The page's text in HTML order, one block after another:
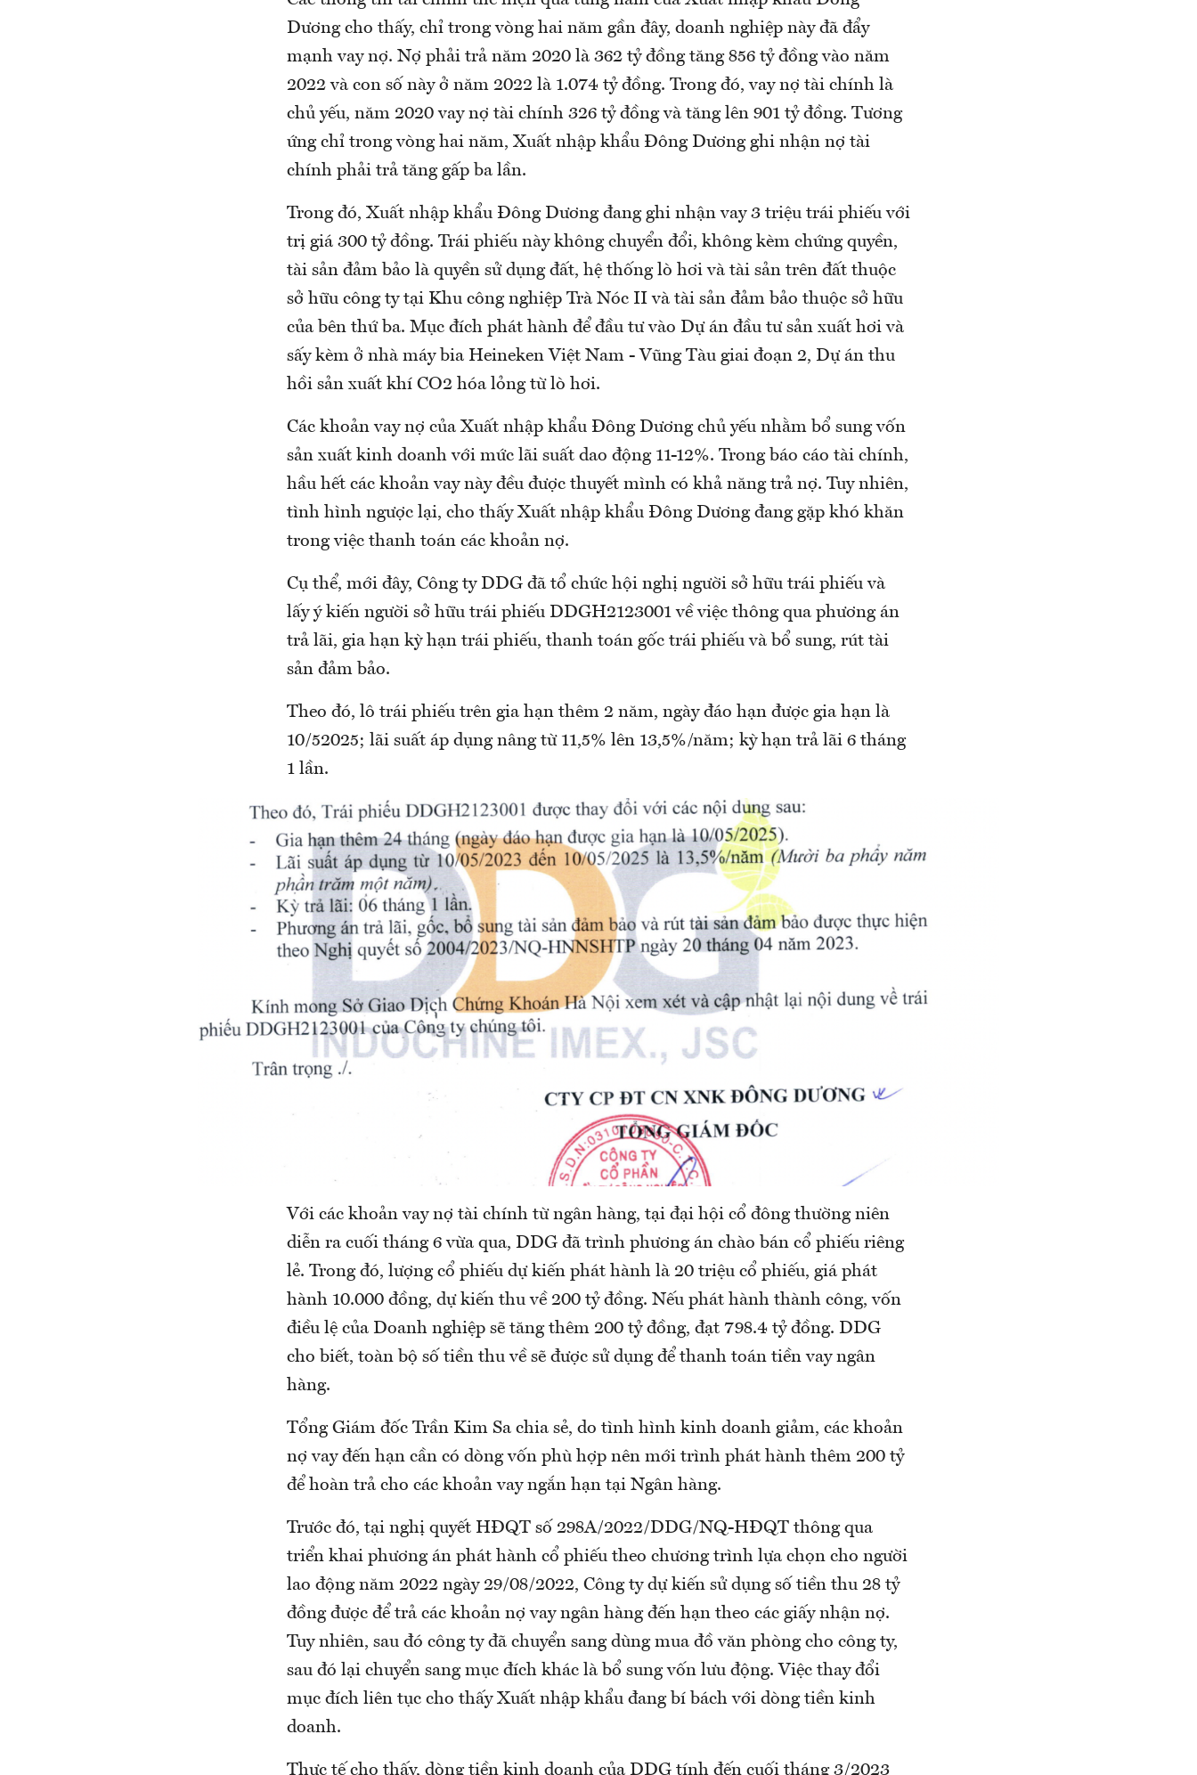
Dương cho thấy, chỉ trong vòng hai năm gần đây, doanh nghiệp này đã đẩy
mạnh vay nợ. Nợ phải trả năm 2020 là 362 tỷ đồng tăng 856 tỷ đồng vào năm
2022 và con số này ở năm 2022 là 1.074 tỷ đồng. Trong đó, vay nợ tài chính là
chủ yếu, năm 2020 vay nợ tài chính 326 tỷ đồng và tăng lên 901 tỷ đồng. Tương
ứng chỉ trong vòng hai năm, Xuất nhập khẩu Đông Dương ghi nhận nợ tài
chính phải trả tăng gấp ba lần.
Trong đó, Xuất nhập khẩu Đông Dương đang ghi nhận vay 3 triệu trái phiếu với
trị giá 300 tỷ đồng. Trái phiếu này không chuyển đổi, không kèm chứng quyền,
tài sản đảm bảo là quyền sử dụng đất, hệ thống lò hơi và tài sản trên đất thuộc
sở hữu công ty tại Khu công nghiệp Trà Nóc II và tài sản đảm bảo thuộc sở hữu
của bên thứ ba. Mục đích phát hành để đầu tư vào Dự án đầu tư sản xuất hơi và
sấy kèm ở nhà máy bia Heineken Việt Nam - Vũng Tàu giai đoạn 2, Dự án thu
hồi sản xuất khí CO2 hóa lỏng từ lò hơi.
Các khoản vay nợ của Xuất nhập khẩu Đông Dương chủ yếu nhằm bổ sung vốn
sản xuất kinh doanh với mức lãi suất dao động 11-12%. Trong báo cáo tài chính,
hầu hết các khoản vay này đều được thuyết mình có khả năng trả nợ. Tuy nhiên,
tình hình ngược lại, cho thấy Xuất nhập khẩu Đông Dương đang gặp khó khăn
trong việc thanh toán các khoản nợ.
Cụ thể, mới đây, Công ty DDG đã tổ chức hội nghị người sở hữu trái phiếu và
lấy ý kiến người sở hữu trái phiếu DDGH2123001 về việc thông qua phương án
trả lãi, gia hạn kỳ hạn trái phiếu, thanh toán gốc trái phiếu và bổ sung, rút tài
sản đảm bảo.
Theo đó, lô trái phiếu trên gia hạn thêm 2 năm, ngày đáo hạn được gia hạn là
10/52025; lãi suất áp dụng nâng từ 11,5% lên 13,5%/năm; kỳ hạn trả lãi 6 tháng
1 lần.
Với các khoản vay nợ tài chính từ ngân hàng, tại đại hội cổ đông thường niên
diễn ra cuối tháng 6 vừa qua, DDG đã trình phương án chào bán cổ phiếu riêng
lẻ. Trong đó, lượng cổ phiếu dự kiến phát hành là 20 triệu cổ phiếu, giá phát
hành 10.000 đồng, dự kiến thu về 200 tỷ đồng. Nếu phát hành thành công, vốn
điều lệ của Doanh nghiệp sẽ tăng thêm 200 tỷ đồng, đạt 798.4 tỷ đồng. DDG
cho biết, toàn bộ số tiền thu về sẽ được sử dụng để thanh toán tiền vay ngân
hàng.
Tổng Giám đốc Trần Kim Sa chia sẻ, do tình hình kinh doanh giảm, các khoản
nợ vay đến hạn cần có dòng vốn phù hợp nên mới trình phát hành thêm 200 tỷ
để hoàn trả cho các khoản vay ngắn hạn tại Ngân hàng.
Trước đó, tại nghị quyết HĐQT số 298A/2022/DDG/NQ-HĐQT thông qua
triển khai phương án phát hành cổ phiếu theo chương trình lựa chọn cho người
lao động năm 2022 ngày 29/08/2022, Công ty dự kiến sử dụng số tiền thu 28 tỷ
đồng được để trả các khoản nợ vay ngân hàng đến hạn theo các giấy nhận nợ.
Tuy nhiên, sau đó công ty đã chuyển sang dùng mua đồ văn phòng cho công ty,
sau đó lại chuyển sang mục đích khác là bổ sung vốn lưu động. Việc thay đổi
mục đích liên tục cho thấy Xuất nhập khẩu đang bí bách với dòng tiền kinh
doanh.
Thực tế cho thấy, dòng tiền kinh doanh của DDG tính đến cuối tháng 3/2023